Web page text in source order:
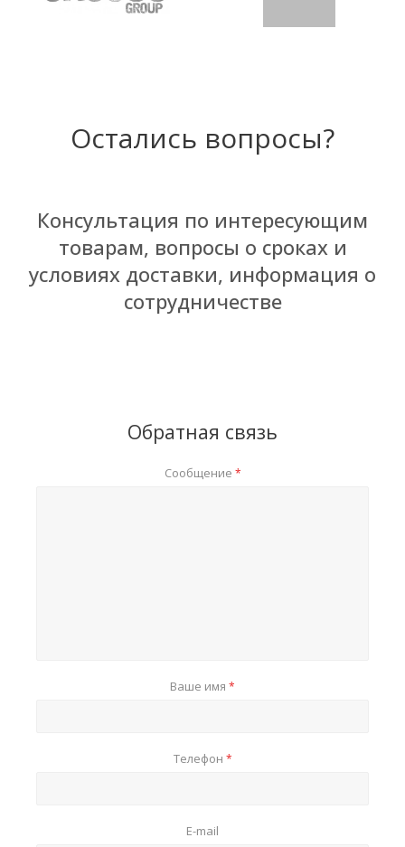
Остались вопросы?
Консультация по интересующим
товарам, вопросы о сроках и
условиях доставки, информация о
сотрудничестве
Обратная связь
Сообщение *
Ваше имя *
Телефон *
E-mail